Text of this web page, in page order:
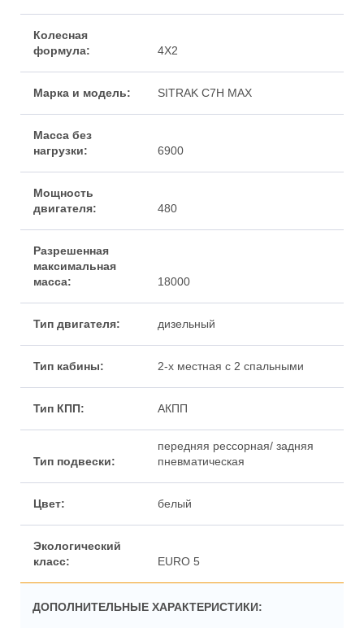
4X2
SITRAK С7Н MAX
6900
480
18000
дизельный
2-х местная с 2 спальными
АКПП
передняя рессорная/ задняя
пневматическая
белый
EURO 5
ДОПОЛНИТЕЛЬНЫЕ ХАРАКТЕРИСТИКИ: